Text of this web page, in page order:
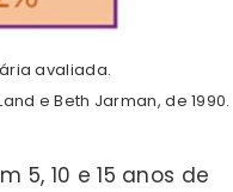
avaliada.
e Beth Jarman, de 1990.
5, 10 e 15 anos de